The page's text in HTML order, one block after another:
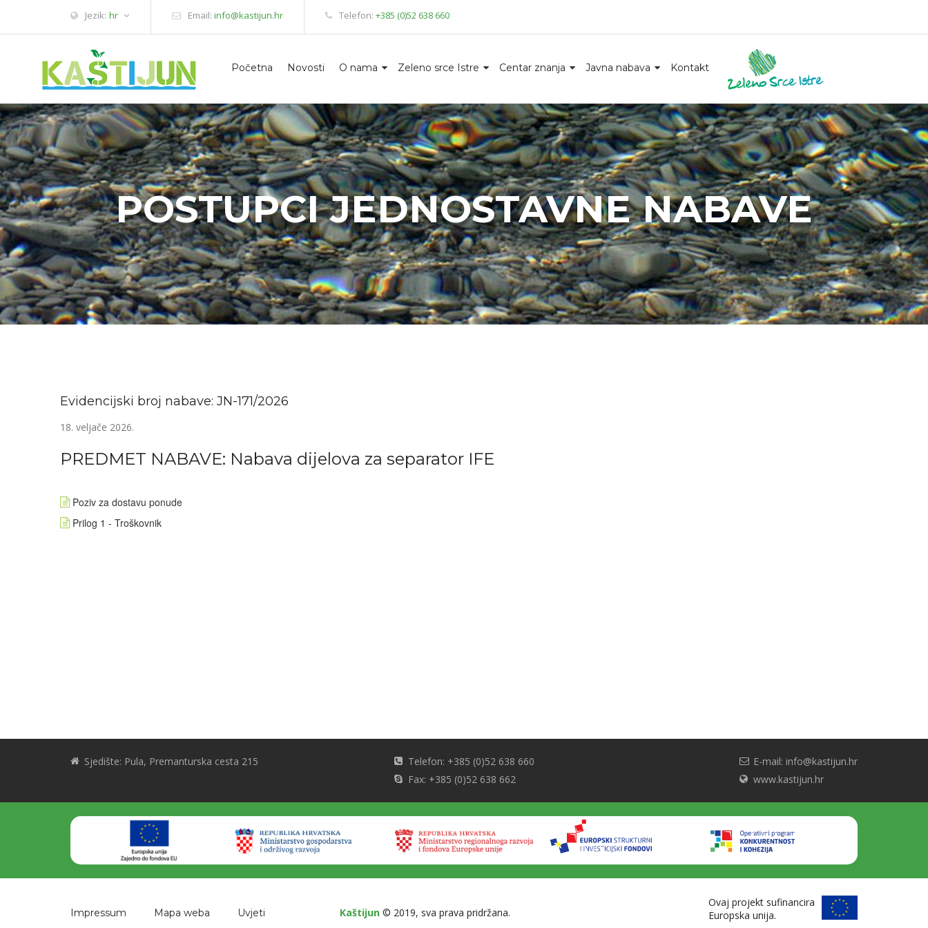
Jezik: hr Email: info@kastijun.hr Telefon: +385 (0)52 638 660
Početna Novosti O nama Zeleno srce Istre Centar znanja Javna nabava Kontakt
POSTUPCI JEDNOSTAVNE NABAVE
Evidencijski broj nabave: JN-171/2026
18. veljače 2026.
PREDMET NABAVE: Nabava dijelova za separator IFE
Poziv za dostavu ponude
Prilog 1 - Troškovnik
Sjedište: Pula, Premanturska cesta 215
Telefon: +385 (0)52 638 660
Fax: +385 (0)52 638 662
E-mail: info@kastijun.hr
www.kastijun.hr
Impressum Mapa weba Uvjeti Kaštijun © 2019, sva prava pridržana.
Ovaj projekt sufinancira
Europska unija.